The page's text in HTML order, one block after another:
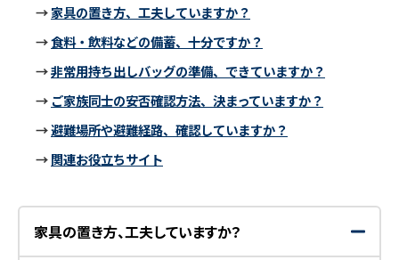
→家具の置き方、工夫していますか？
→食料・飲料などの備蓄、十分ですか？
→非常用持ち出しバッグの準備、できていますか？
→ ご家族同士の安否確認方法、決まっていますか？
→避難場所や避難経路、確認していますか？
→関連お役立ちサイト
家具の置き方、工夫していますか？
開
く
閉
じ